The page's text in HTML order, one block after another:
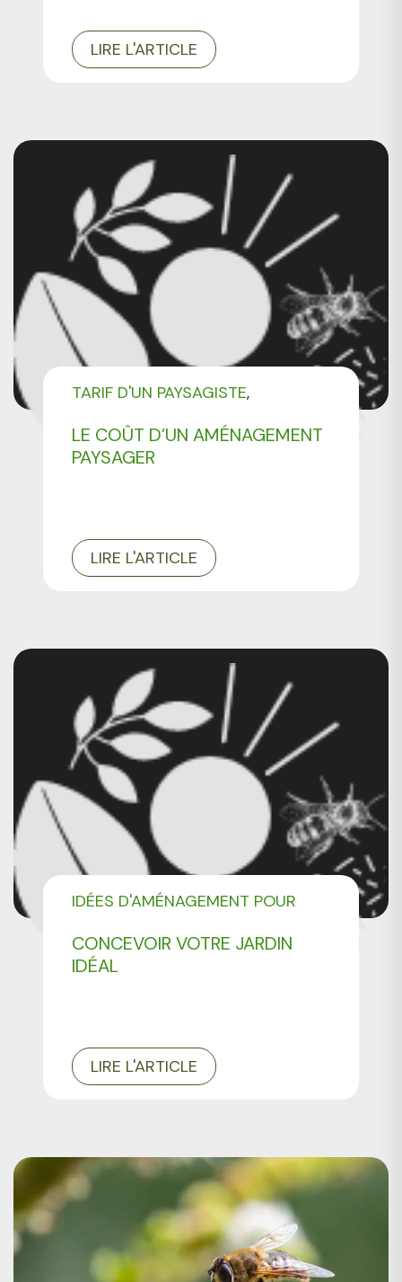
LIRE L'ARTICLE
LE COÛT D’UN AMÉNAGEMENT
PAYSAGER
TARIF D'UN PAYSAGISTE
LIRE L'ARTICLE
CONCEVOIR VOTRE JARDIN
IDÉAL
IDÉES D'AMÉNAGEMENT POUR
LIRE L'ARTICLE